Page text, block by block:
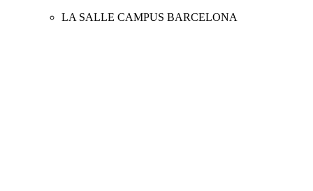
LA SALLE CAMPUS BARCELONA